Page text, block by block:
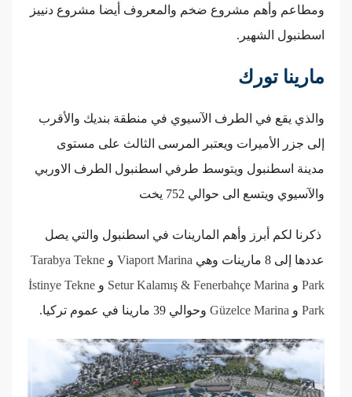
ومطاعم وأهم مشروع ضخم والمعروف أيضا مشروع دنييز
اسطنبول الشهير.
مارينا تورك
والذي يقع في الطرف الآسيوي في منطقة بنديك والأقرب
إلى جزر الأميرات ويعتبر المرسى الثالث على مستوى
مدينة اسطنبول ويتوسط طرفي اسطنبول الطرف الاوربي
والآسيوي ويتسع الى حوالي 752 يخت
ذكرنا لكم أبرز وأهم المارينات في اسطنبول والتي يصل
عددها إلى 8 مارينات وهي
Viaport Marina و Tarabya Tekne
Park و Setur Kalamış & Fenerbahçe Marina و İstinye Tekne
Park و Güzelce Marina وحوالي 39 مارينا في عموم تركيا.